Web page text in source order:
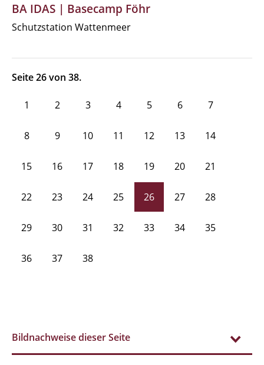
BA IDAS | Basecamp Föhr
Schutzstation Wattenmeer
Seite 26 von 38.
1 2 3 4 5 6 7
8 9 10 11 12 13 14
15 16 17 18 19 20 21
22 23 24 25 26 27 28
29 30 31 32 33 34 35
36 37 38
Bildnachweise dieser Seite